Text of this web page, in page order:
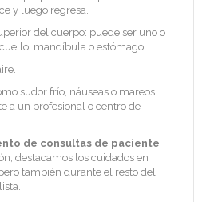
y luego regresa.
del cuerpo: puede ser uno o
mandíbula o estómago.
sudor frío, náuseas o mareos,
a un profesional o centro de
de consultas de paciente
destacamos los cuidados en
también durante el resto del